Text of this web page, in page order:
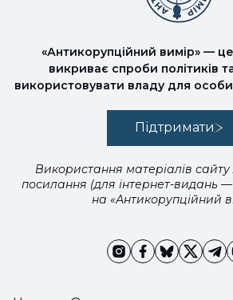
«Антикорупційний вимір» —
викриває спроби політиків
використовувати владу для
Підтримати
Використання матеріалів
посилання (для інтернет-видань
на «Антикорупційний